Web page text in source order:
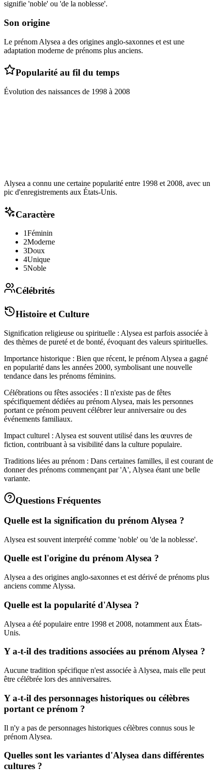
signifie 'noble' ou 'de la noblesse'.
Son origine
Le prénom Alysea a des origines anglo-saxonnes et est une
adaptation moderne de prénoms plus anciens.
Popularité au fil du temps
Évolution des naissances de 1998 à 2008
Alysea a connu une certaine popularité entre 1998 et 2008, avec un
pic d'enregistrements aux États-Unis.
Caractère
1Féminin
2Moderne
3Doux
4Unique
5Noble
Célébrités
Histoire et Culture
Signification religieuse ou spirituelle : Alysea est parfois associée à
des thèmes de pureté et de bonté, évoquant des valeurs spirituelles.
Importance historique : Bien que récent, le prénom Alysea a gagné
en popularité dans les années 2000, symbolisant une nouvelle
tendance dans les prénoms féminins.
Célébrations ou fêtes associées : Il n'existe pas de fêtes
spécifiquement dédiées au prénom Alysea, mais les personnes
portant ce prénom peuvent célébrer leur anniversaire ou des
événements familiaux.
Impact culturel : Alysea est souvent utilisé dans les œuvres de
fiction, contribuant à sa visibilité dans la culture populaire.
Traditions liées au prénom : Dans certaines familles, il est courant de
donner des prénoms commençant par 'A', Alysea étant une belle
variante.
Questions Fréquentes
Quelle est la signification du prénom Alysea ?
Alysea est souvent interprété comme 'noble' ou 'de la noblesse'.
Quelle est l'origine du prénom Alysea ?
Alysea a des origines anglo-saxonnes et est dérivé de prénoms plus
anciens comme Alyssa.
Quelle est la popularité d'Alysea ?
Alysea a été populaire entre 1998 et 2008, notamment aux États-
Unis.
Y a-t-il des traditions associées au prénom Alysea ?
Aucune tradition spécifique n'est associée à Alysea, mais elle peut
être célébrée lors des anniversaires.
Y a-t-il des personnages historiques ou célèbres
portant ce prénom ?
Il n'y a pas de personnages historiques célèbres connus sous le
prénom Alysea.
Quelles sont les variantes d'Alysea dans différentes
cultures ?